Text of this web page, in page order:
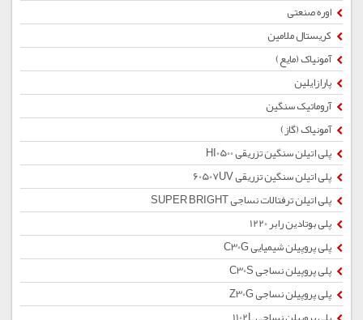
اوره صنعتی
کریستال ملامین
آمونیاک (مایع)
پارازایلین
آروماتیک سنگین
آمونیاک (گاز)
پلی اتیلن سنگین تزریقی HI0500
پلی اتیلن سنگین تزریقی 60507UV
پلی اتیلن ترفتالات نساجی SUPER BRIGHT
پلی بوتادین رابر 1220
پلی پروپیلن شیمیایی C30G
پلی پروپیلن نساجی C30S
پلی پروپیلن نساجی Z30G